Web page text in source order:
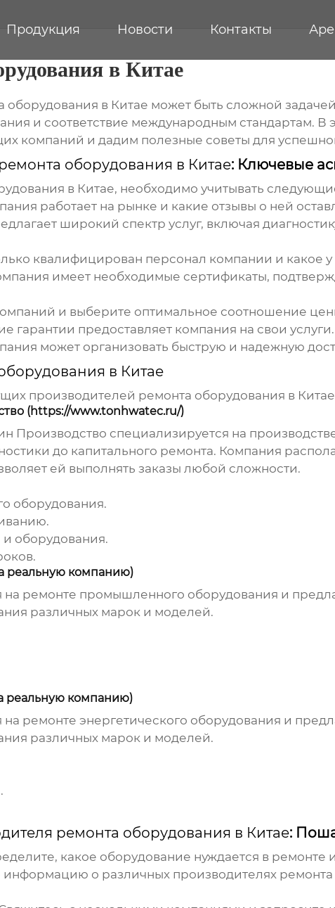
Продукция Новости Контакты
в Китае
оборудования в Китае может быть сложной
и соответствие международным стандартам.
компаний и дадим полезные советы для
оборудования в Китае: Ключевые
в Китае, необходимо учитывать
работает на рынке и какие отзывы о ней
широкий спектр услуг, включая
квалифицирован персонал компании и какое
имеет необходимые сертификаты,
и выберите оптимальное соотношение
гарантии предоставляет компания на свои услуги.
может организовать быструю и надежную
в Китае
производителей ремонта оборудования в Китае
(https://www.tonhwatec.ru/)
Производство специализируется на
до капитального ремонта. Компания
ей выполнять заказы любой сложности.
оборудования.
оборудования.
реальную компанию)
ремонте промышленного оборудования и
различных марок и моделей.
реальную компанию)
ремонте энергетического оборудования и
различных марок и моделей.
ремонта оборудования в Китае:
какое оборудование нуждается в ремонте
информацию о различных производителях